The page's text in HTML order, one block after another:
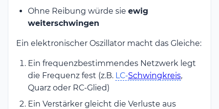
Ohne Reibung würde sie ewig
weiterschwingen
Ein elektronischer Oszillator macht das Gleiche:
Ein frequenzbestimmendes Netzwerk legt
die Frequenz fest (z.B. LC-Schwingkreis,
Quarz oder RC-Glied)
Ein Verstärker gleicht die Verluste aus